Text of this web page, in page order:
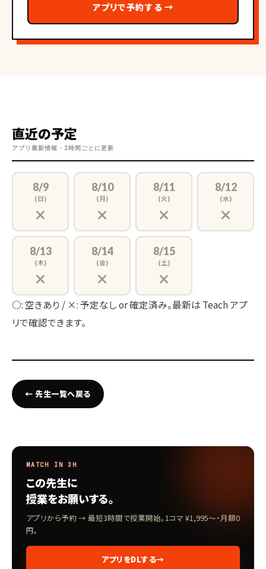
アプリで予約する →
直近の予定
アプリ最新情報・1時間ごとに更新
8/9
(日)
×
8/10
(月)
×
8/11
(火)
×
8/12
(水)
×
8/13
(木)
×
8/14
(金)
×
8/15
(土)
×
○: 空きあり / ×: 予定なし or 確定済み。最新は Teach アプ
リで確認できます。
← 先生一覧へ戻る
MATCH IN 3H
この先生に
授業をお願いする。
アプリから予約 → 最短3時間で授業開始。1コマ ¥1,995〜・月額0
円。
アプリをDLする→